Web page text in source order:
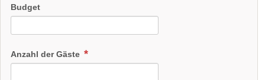
Budget
Anzahl der Gäste